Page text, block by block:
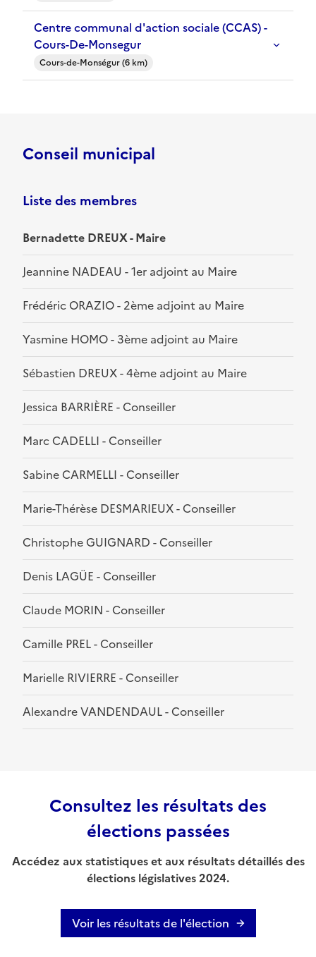
Centre communal d'action sociale (CCAS) -
Cours-De-Monsegur
Cours-de-Monségur (6 km)
Conseil municipal
Liste des membres
Bernadette DREUX - Maire
Jeannine NADEAU - 1er adjoint au Maire
Frédéric ORAZIO - 2ème adjoint au Maire
Yasmine HOMO - 3ème adjoint au Maire
Sébastien DREUX - 4ème adjoint au Maire
Jessica BARRIÈRE - Conseiller
Marc CADELLI - Conseiller
Sabine CARMELLI - Conseiller
Marie-Thérèse DESMARIEUX - Conseiller
Christophe GUIGNARD - Conseiller
Denis LAGÜE - Conseiller
Claude MORIN - Conseiller
Camille PREL - Conseiller
Marielle RIVIERRE - Conseiller
Alexandre VANDENDAUL - Conseiller
Consultez les résultats des
élections passées
Accédez aux statistiques et aux résultats détaillés des
élections législatives 2024.
Voir les résultats de l'élection